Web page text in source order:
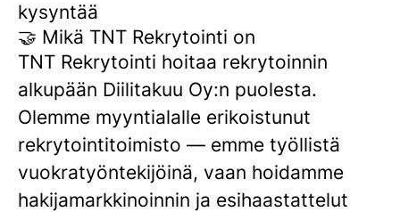
kysyntää
🤝 Mikä TNT Rekrytointi on
TNT Rekrytointi hoitaa rekrytoinnin
alkupään Diilitakuu Oy:n puolesta.
Olemme myyntialalle erikoistunut
rekrytointitoimisto — emme työllistä
vuokratyöntekijöinä, vaan hoidamme
hakijamarkkinoinnin ja esihaastattelut